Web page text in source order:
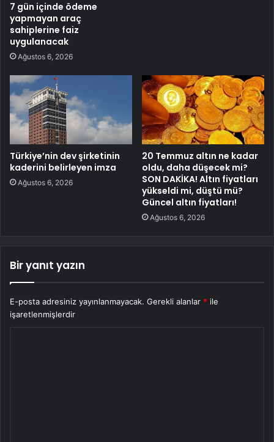
7 gün içinde ödeme
yapmayan araç
sahiplerine faiz
uygulanacak
Ağustos 6, 2026
Türkiye’nin dev şirketinin
kaderini belirleyen imza
Ağustos 6, 2026
20 Temmuz altın ne kadar
oldu, daha düşecek mi?
SON DAKİKA! Altın fiyatları
yükseldi mi, düştü mü?
Güncel altın fiyatları!
Ağustos 6, 2026
Bir yanıt yazın
E-posta adresiniz yayınlanmayacak. Gerekli alanlar * ile
işaretlenmişlerdir